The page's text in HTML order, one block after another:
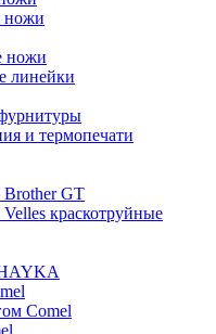
ножи
ножи
линейки
и термопечати
Brother GT
краскотруйные
Comel